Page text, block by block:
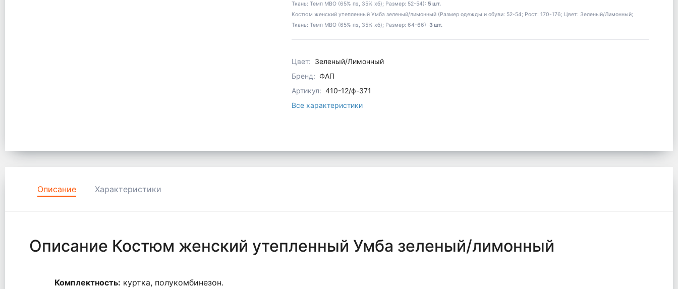
Ткань: Темп МВО (65% пэ, 35% хб); Размер: 52-54): 5 шт.
Костюм женский утепленный Умба зеленый/лимонный (Размер одежды и обуви: 52-54; Рост: 170-176; Цвет: Зеленый/Лимонный;
Ткань: Темп МВО (65% пэ, 35% хб); Размер: 64-66): 3 шт.
Цвет: Зеленый/Лимонный
Бренд: ФАП
Артикул: 410-12/ф-371
Все характеристики
Описание Характеристики
Описание Костюм женский утепленный Умба зеленый/лимонный
Комплектность: куртка, полукомбинезон.